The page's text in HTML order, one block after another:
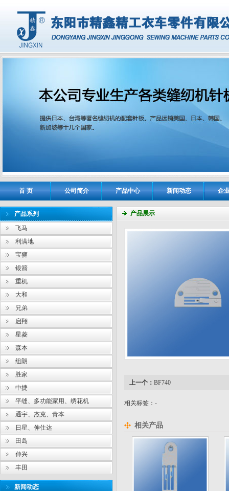
首 页 公司简介 产品中心 新闻动态 企
产品展示
上一个： BF740
相关标签：-
相关产品
产品系列
飞马
利满地
宝狮
银箭
重机
大和
兄弟
启翔
星菱
森本
纽朗
胜家
中捷
平缝、多功能家用、绣花机
通宇、杰克、青本
日星、伸仕达
田岛
伸兴
丰田
新闻动态